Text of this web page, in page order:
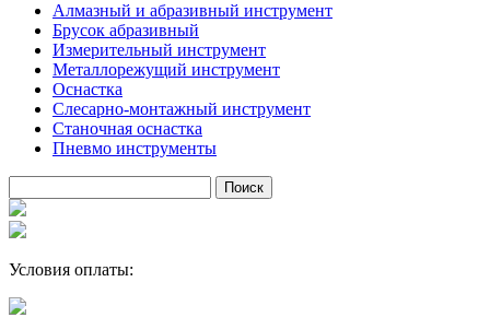
Алмазный и абразивный инструмент
Брусок абразивный
Измерительный инструмент
Металлорежущий инструмент
Оснастка
Слесарно-монтажный инструмент
Станочная оснастка
Пневмо инструменты
Условия оплаты: